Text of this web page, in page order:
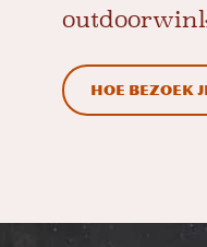
Hoe bezoek